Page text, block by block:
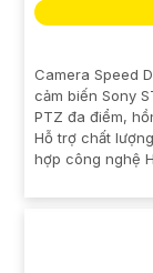
Camera Speed
cảm biến Sony
PTZ đa điểm,
Hỗ trợ chất
hợp công nghệ H